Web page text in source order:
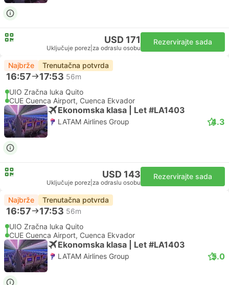
USD 171
Uključuje porez za odraslu osobu
Rezervirajte sada
Najbrže Trenutačna potvrda
16:57 17:53 56m
UIO Zračna luka Quito
CUE Cuenca Airport, Cuenca Ekvador
Ekonomska klasa | Let #LA1403
LATAM Airlines Group 4.3
USD 143
Uključuje porez za odraslu osobu
Rezervirajte sada
Najbrže Trenutačna potvrda
16:57 17:53 56m
UIO Zračna luka Quito
CUE Cuenca Airport, Cuenca Ekvador
Ekonomska klasa | Let #LA1403
LATAM Airlines Group 5.0